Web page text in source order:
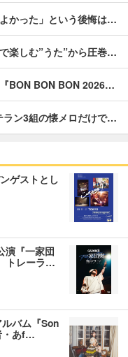
かった」という後悔は…
楽しむ”うた”から圧巻…
BON BON BON 2026…
ラン3組の懐メロだけで…
ゲストとし
演『一家団
トレーラ…
バム『Son
・あf…